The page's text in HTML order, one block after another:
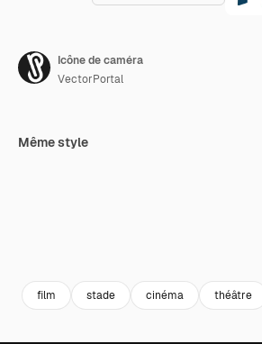
Icône de caméra
VectorPortal
Même style
film stade cinéma théâtre